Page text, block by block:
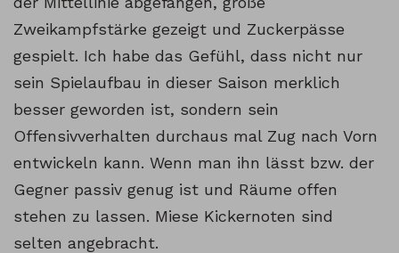
Zweikampfstärke gezeigt und Zuckerpässe
gespielt. Ich habe das Gefühl, dass nicht nur
sein Spielaufbau in dieser Saison merklich
besser geworden ist, sondern sein
Offensivverhalten durchaus mal Zug nach Vorn
entwickeln kann. Wenn man ihn lässt bzw. der
Gegner passiv genug ist und Räume offen
stehen zu lassen. Miese Kickernoten sind
selten angebracht.